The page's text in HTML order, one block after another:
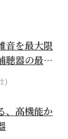
音を最大限
聴器の最上
)
、高機能か